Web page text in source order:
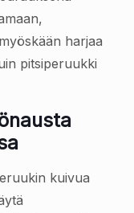
harjaa
pitsiperuukki
kuivua